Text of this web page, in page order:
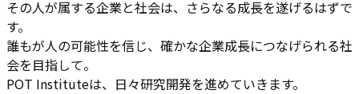
その人が属する企業と社会は、さらなる成長を遂げるはずで
す。
誰もが人の可能性を信じ、確かな企業成長につなげられる社
会を目指して。
POT Instituteは、日々研究開発を進めていきます。